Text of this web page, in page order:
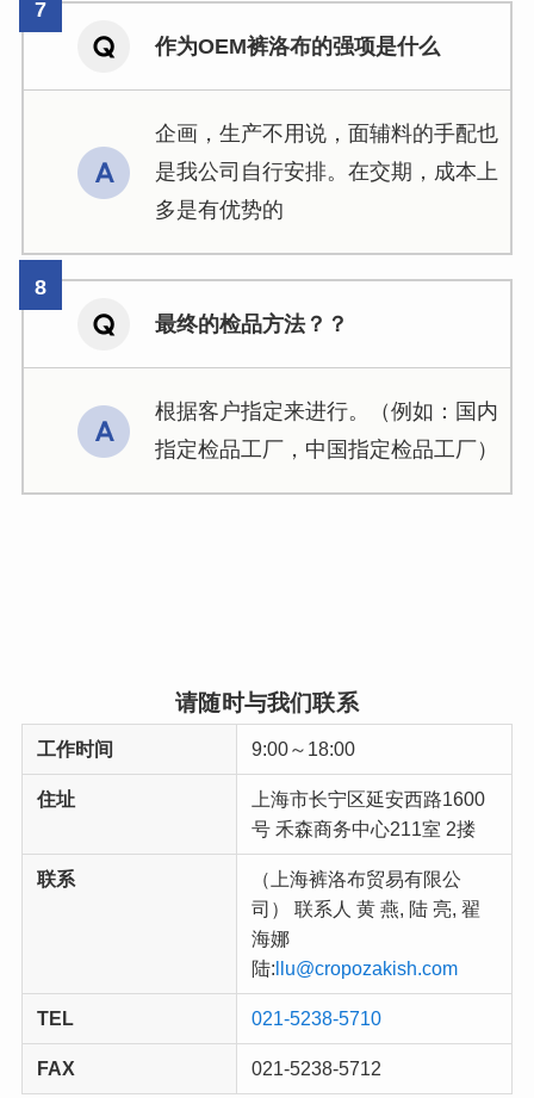
作为OEM裤洛布的强项是什么
企画，生产不用说，面辅料的手配也
是我公司自行安排。在交期，成本上
多是有优势的
最终的检品方法？？
根据客户指定来进行。（例如：国内
指定检品工厂，中国指定检品工厂）
请随时与我们联系
工作时间 9:00～18:00
住址
上海市长宁区延安西路1600
号 禾森商务中心211室 2搂
联系
（上海裤洛布贸易有限公
司） 联系人 黄 燕, 陆 亮, 翟
海娜
陆:llu@cropozakish.com
TEL 021-5238-5710
FAX 021-5238-5712